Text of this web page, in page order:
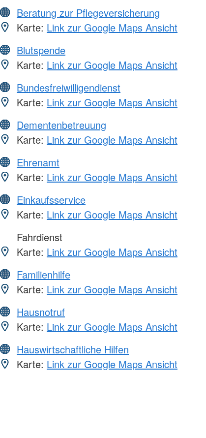
Beratung zur Pflegeversicherung
Karte: Link zur Google Maps Ansicht
Blutspende
Karte: Link zur Google Maps Ansicht
Bundesfreiwilligendienst
Karte: Link zur Google Maps Ansicht
Dementenbetreuung
Karte: Link zur Google Maps Ansicht
Ehrenamt
Karte: Link zur Google Maps Ansicht
Einkaufsservice
Karte: Link zur Google Maps Ansicht
Fahrdienst
Karte: Link zur Google Maps Ansicht
Familienhilfe
Karte: Link zur Google Maps Ansicht
Hausnotruf
Karte: Link zur Google Maps Ansicht
Hauswirtschaftliche Hilfen
Karte: Link zur Google Maps Ansicht